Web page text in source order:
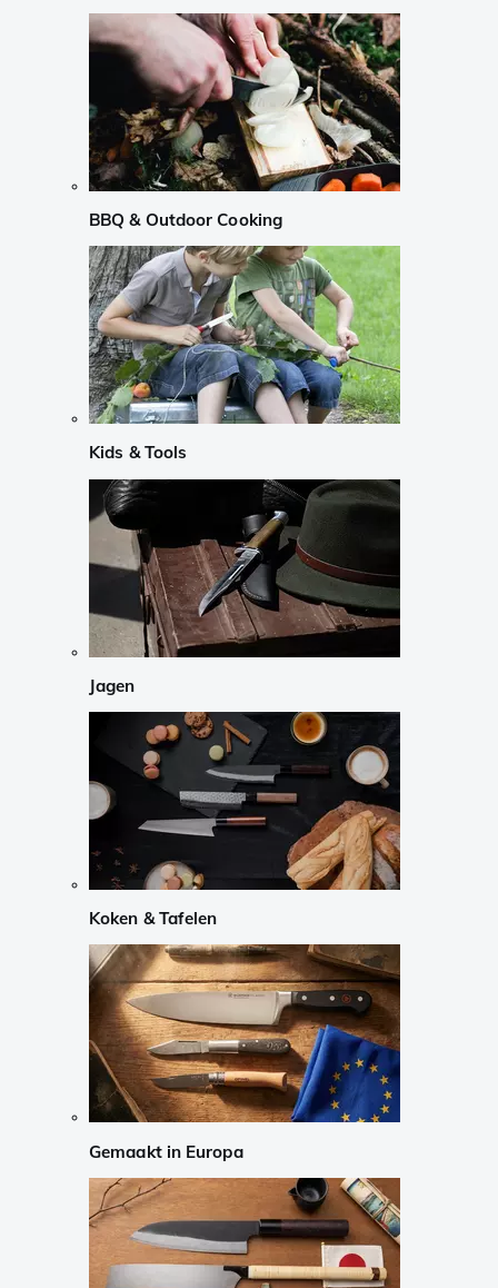
BBQ & Outdoor Cooking
Kids & Tools
Jagen
Koken & Tafelen
Gemaakt in Europa